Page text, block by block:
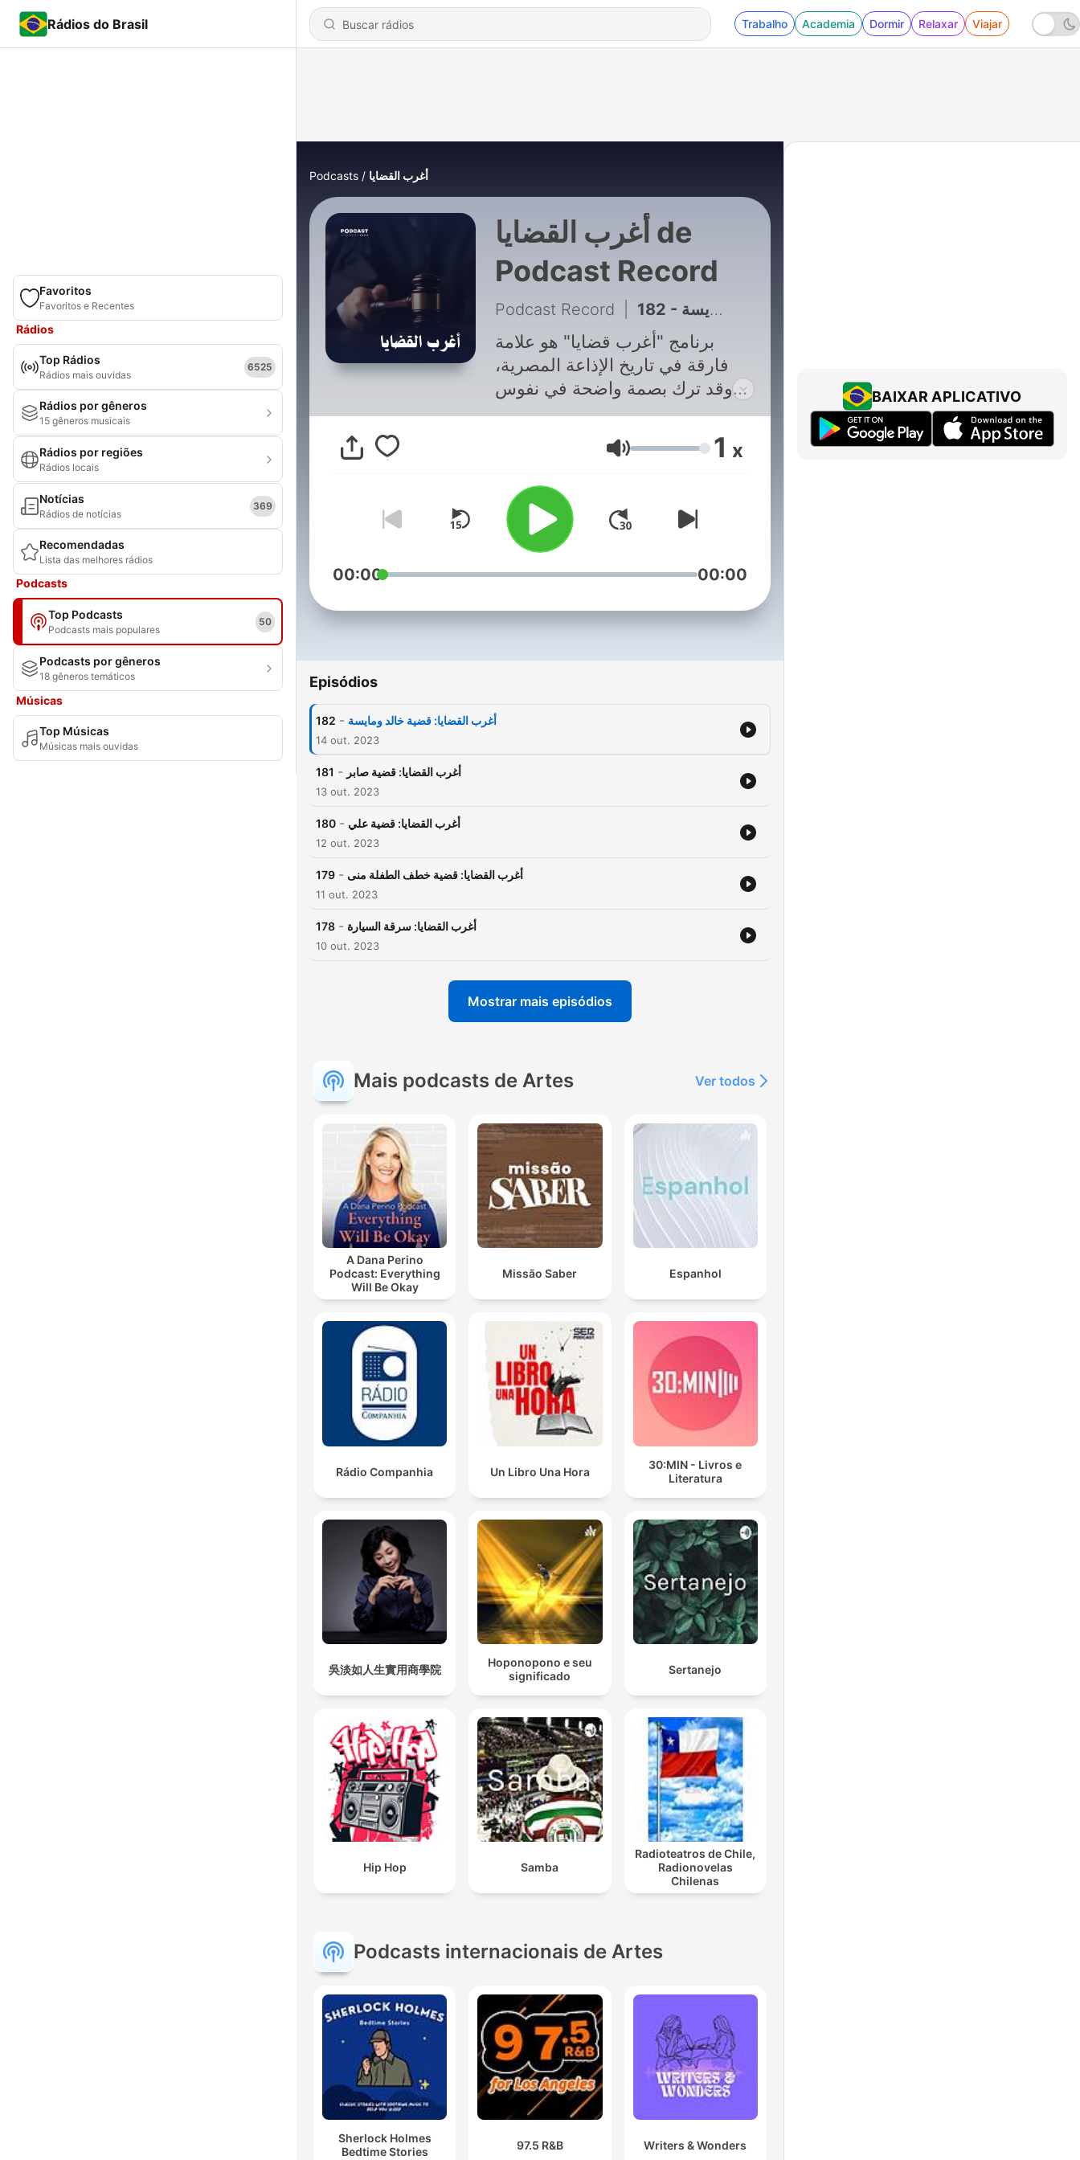
Rádios do Brasil Trabalho Academia Dormir Relaxar Viajar
Favoritos
Favoritos e Recentes
Rádios
Top Rádios
Rádios mais ouvidas
6525
Rádios por gêneros
15 gêneros musicais
Rádios por regiões
Rádios locais
Notícias
Rádios de notícias
369
Recomendadas
Lista das melhores rádios
Podcasts
Top Podcasts
Podcasts mais populares
50
Podcasts por gêneros
18 gêneros temáticos
Músicas
Top Músicas
Músicas mais ouvidas
Podcasts أغرب القضايا
أغرب القضايا de
Podcast Record
Podcast Record 182 - أغرب القضايا: قضية خالد ومايسة
برنامج "أغرب قضايا" هو علامة
فارقة في تاريخ الإذاعة المصرية،
وقد ترك بصمة واضحة في نفوس
المستمعين. إنه مثال على كيف
يمكن للبرنامج الإذاعي أن يكون
وسيلة ترفيه وتعليم في نفس
الوقت.
Volume 1 x
00:00 00:00
Episódios
182 - أغرب القضايا: قضية خالد ومايسة
14 out. 2023
181 - أغرب القضايا: قضية صابر
13 out. 2023
180 - أغرب القضايا: قضية علي
12 out. 2023
179 - أغرب القضايا: قضية خطف الطفلة منى
11 out. 2023
178 - أغرب القضايا: سرقة السيارة
10 out. 2023
Mostrar mais episódios
Mais podcasts de Artes Ver todos
A Dana Perino
Podcast: Everything
Will Be Okay
Missão Saber Espanhol
Rádio Companhia Un Libro Una Hora
30:MIN - Livros e
Literatura
吳淡如人生實用商學院
Hoponopono e seu
significado
Sertanejo
Hip Hop Samba
Radioteatros de Chile,
Radionovelas
Chilenas
Podcasts internacionais de Artes
Sherlock Holmes
Bedtime Stories
97.5 R&B Writers & Wonders
BAIXAR APLICATIVO